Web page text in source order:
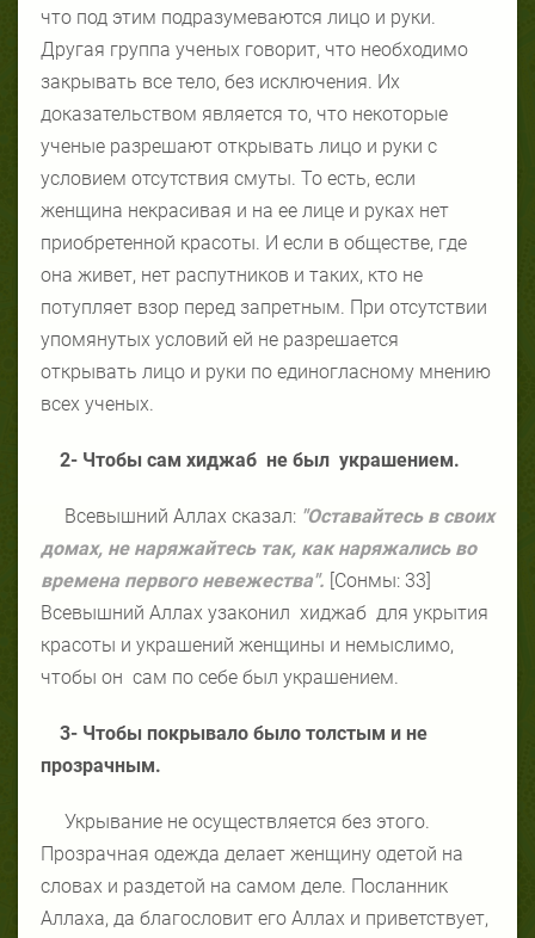
что под этим подразумеваются лицо и руки.
Другая группа ученых говорит, что необходимо
закрывать все тело, без исключения. Их
доказательством является то, что некоторые
ученые разрешают открывать лицо и руки с
условием отсутствия смуты. То есть, если
женщина некрасивая и на ее лице и руках нет
приобретенной красоты. И если в обществе, где
она живет, нет распутников и таких, кто не
потупляет взор перед запретным. При отсутствии
упомянутых условий ей не разрешается
открывать лицо и руки по единогласному мнению
всех ученых.
2- Чтобы сам хиджаб не был украшением.
Всевышний Аллах сказал: "Оставайтесь в своих
домах, не наряжайтесь так, как наряжались во
времена первого невежества". [Сонмы: 33]
Всевышний Аллах узаконил хиджаб для укрытия
красоты и украшений женщины и немыслимо,
чтобы он сам по себе был украшением.
3- Чтобы покрывало было толстым и не
прозрачным.
Укрывание не осуществляется без этого.
Прозрачная одежда делает женщину одетой на
словах и раздетой на самом деле. Посланник
Аллаха, да благословит его Аллах и приветствует,